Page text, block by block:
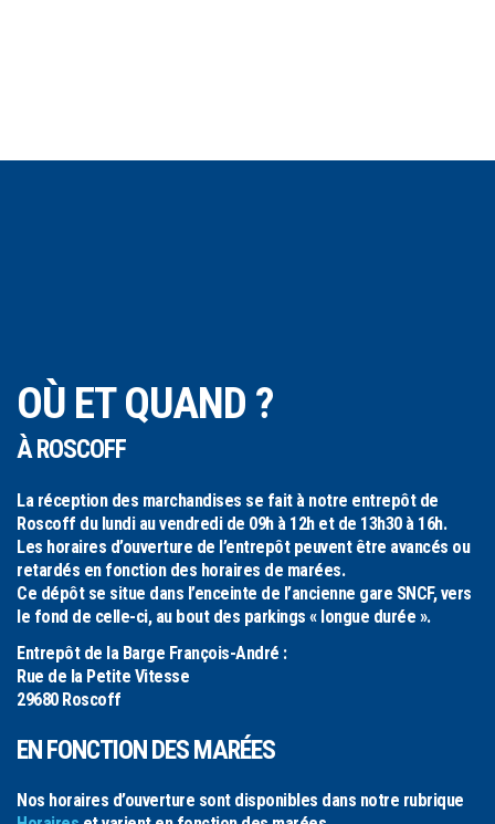
OÙ ET QUAND ?
À ROSCOFF
La réception des marchandises se fait à notre entrepôt de
Roscoff du lundi au vendredide 09h à 12het de 13h30 à 16h.
Les horaires d’ouverture de l’entrepôt peuvent être avancés ou
retardés en fonction des horaires de marées.
Ce dépôt se situe dans l’enceinte de l’ancienne gare SNCF, vers
le fond de celle-ci, au bout des parkings « longue durée ».
Entrepôt de la Barge François-André :
Rue de la Petite Vitesse
29680 Roscoff
EN FONCTION DES MARÉES
Nos horaires d’ouverture sont disponibles dans notre rubrique